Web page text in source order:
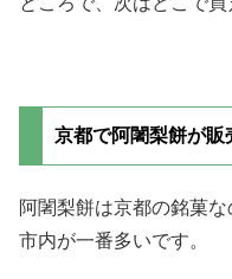
京都で阿闍梨餅が販
阿闍梨餅は京都の銘菓
市内が一番多いです。